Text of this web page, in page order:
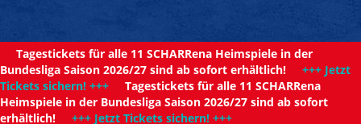
Tagestickets für alle 11 SCHARRena Heimspiele in der
Bundesliga Saison 2026/27 sind ab sofort erhältlich! +++ Jetzt
Tickets sichern! +++ Tagestickets für alle 11 SCHARRena
Heimspiele in der Bundesliga Saison 2026/27 sind ab sofort
erhältlich! +++ Jetzt Tickets sichern! +++